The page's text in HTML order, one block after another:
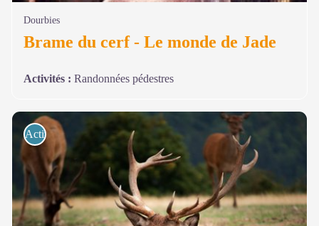
Dourbies
Brame du cerf - Le monde de Jade
Activités : Randonnées pédestres
Activités de pleine nature